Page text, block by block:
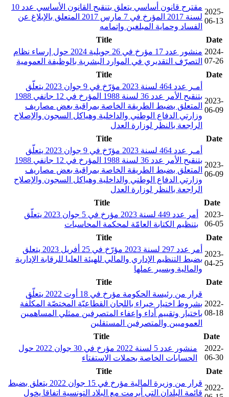
2025-
06-13
مقترح قانون أساسي يتعلق بتنقيح القانون الأساسي عدد 10
لسنة 2017 المؤرخ في 7 مارس 2017 المتعلق بالإبلاغ عن
الفساد وحماية المبلغين وإتمامه
Date
Title
2024-
07-26
منشور عدد 17 مؤرخ في 26 جويلية 2024 حول إرساء نظام
التصرّف التقديري في الموارد البشرية بالوظيفة العمومية
Date
Title
2023-
06-09
أمـر عدد 464 لسنة 2023 مؤرّخ في 9 جوان 2023 يتعلّق
بتنقيح الأمر عدد 36 لسنة 1988 المؤرخ في 12 جانفي 1988
المتعلق بضبط الطريقة الخاصة بمراقبة بعض مصاريف
وزارتي الدفاع الوطني والداخلية وهياكل السجون والإصلاح
الراجعة بالنظر لوزارة العدل
Date
Title
2023-
06-09
أمـر عدد 464 لسنة 2023 مؤرّخ في 9 جوان 2023 يتعلّق
بتنقيح الأمر عدد 36 لسنة 1988 المؤرخ في 12 جانفي 1988
المتعلق بضبط الطريقة الخاصة بمراقبة بعض مصاريف
وزارتي الدفاع الوطني والداخلية وهياكل السجون والإصلاح
الراجعة بالنظر لوزارة العدل
Date
Title
2023-
06-05
أمر عدد 449 لسنة 2023 مؤرخ في 5 جوان 2023 يتعلّق
بتنظيم الكتابة العامّة لمحكمة المحاسبات
Date
Title
2023-
04-25
أمر عدد 297 لسنة 2023 مؤرّخ في 25 أفريل 2023 يتعلق
بضبط التنظيم الإداري والمالي للهيئة العليا للرقابة الإدارية
والمالية وبسير عملها
Date
Title
2022-
08-18
قرار من رئيسة الحكومة مؤرخ في 18 أوت 2022 يتعلّق
بشروط اختيار خبراء باللجان القطاعيّة المختصّة المكلّفة
باختيار وتقييم أداء وإعفاء المتصرفين ممثلي المساهمين
العموميين والمتصرفين المستقلين
Date
Title
2022-
06-30
منشور عدد 5 لسنة 2022 مؤرخ في 30 جوان 2022 حول
الحسابات الخاصة بحملات الاستفتاء
Date
Title
2022-
قرار من وزيرة المالية مؤرخ في 15 جوان 2022 يتعلق بضبط
قائمة البلدان التي أبرمت مع البلاد التونسية اتفاقا يخول